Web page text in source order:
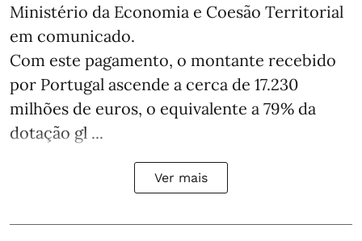
Ministério da Economia e Coesão Territorial
em comunicado.
Com este pagamento, o montante recebido
por Portugal ascende a cerca de 17.230
milhões de euros, o equivalente a 79% da
dotação gl ...
Ver mais